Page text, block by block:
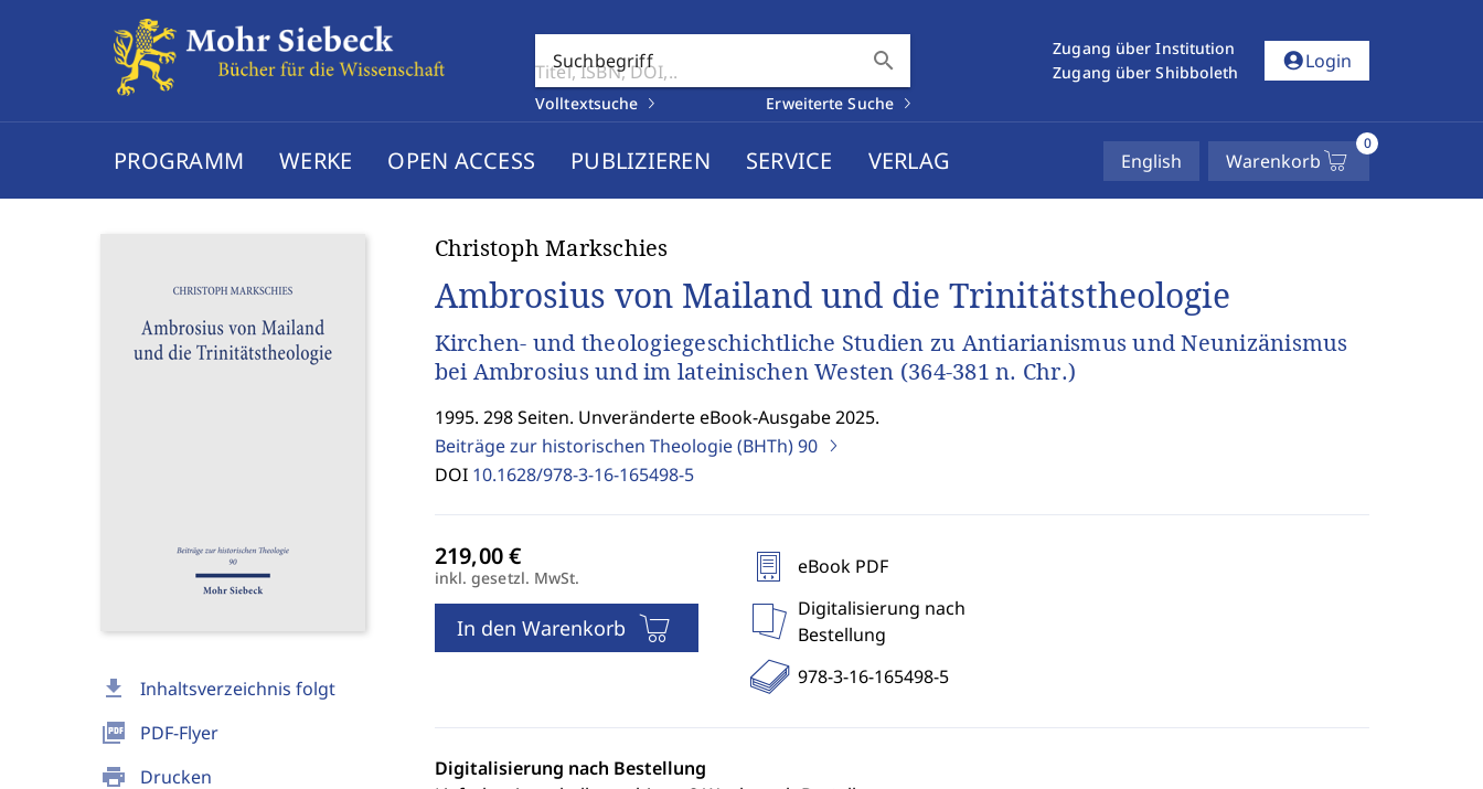
Suchbegriff search
Volltextsuche Erweiterte Suche
Zugang über Institution
Zugang über Shibboleth
account_circleLogin
PROGRAMM WERKE OPEN ACCESS PUBLIZIEREN SERVICE VERLAG English Warenkorb
0
download Inhaltsverzeichnis folgt
picture_as_pdf PDF-Flyer
print Drucken
Christoph Markschies
Ambrosius von Mailand und die Trinitätstheologie
Kirchen- und theologiegeschichtliche Studien zu Antiarianismus und Neunizänismus
bei Ambrosius und im lateinischen Westen (364-381 n. Chr.)
1995. 298 Seiten. Unveränderte eBook-Ausgabe 2025.
Beiträge zur historischen Theologie (BHTh)90
DOI 10.1628/978-3-16-165498-5
inkl. gesetzl. MwSt.
In den Warenkorb
eBook PDF
Digitalisierung nach
Bestellung
978-3-16-165498-5
Digitalisierung nach Bestellung